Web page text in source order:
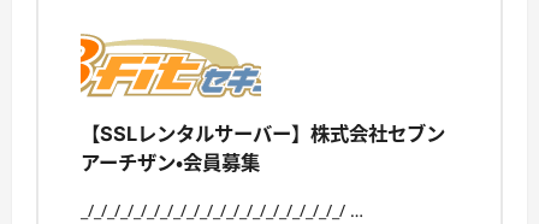
【SSLレンタルサーバー】株式会社セブン
アーチザン・会員募集
_/_/_/_/_/_/_/_/_/_/_/_/_/_/_/_/_/_/_/_/ …